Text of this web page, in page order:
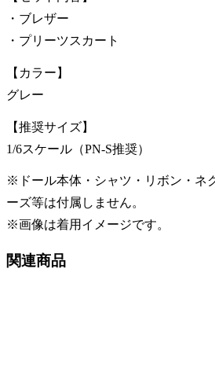
・ブレザー
・プリーツスカート
【カラー】
グレー
【推奨サイズ】
1/6スケール（PN-S推奨）
※ドール本体・シャツ・リボン・ネ
ーズ等は付属しません。
※画像は着用イメージです。
関連商品